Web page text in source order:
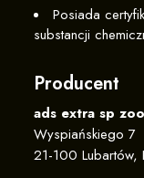
Posiada
substancji
Producent
ads extra sp zoo
Wyspiańskiego 7
21-100 Lubartów,